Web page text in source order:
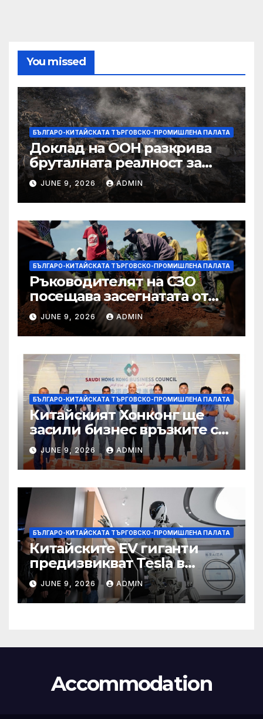
You missed
БЪЛГАРО-КИТАЙСКАТА ТЪРГОВСКО-ПРОМИШЛЕНА ПАЛАТА
Доклад на ООН разкрива
бруталната реалност за
палестинците в Газа,
Западния бряг
JUNE 9, 2026 ADMIN
БЪЛГАРО-КИТАЙСКАТА ТЪРГОВСКО-ПРОМИШЛЕНА ПАЛАТА
Ръководителят на СЗО
посещава засегнатата от
Ебола Уганда, след като
вирусът се разпространява
от ДРК
JUNE 9, 2026 ADMIN
БЪЛГАРО-КИТАЙСКАТА ТЪРГОВСКО-ПРОМИШЛЕНА ПАЛАТА
Китайският Хонконг ще
засили бизнес връзките си
със Саудитска Арабия
JUNE 9, 2026 ADMIN
БЪЛГАРО-КИТАЙСКАТА ТЪРГОВСКО-ПРОМИШЛЕНА ПАЛАТА
Китайските EV гиганти
предизвикват Tesla в
надпреварата за
комерсиализиране на
хуманоидни роботи
JUNE 9, 2026 ADMIN
Accommodation